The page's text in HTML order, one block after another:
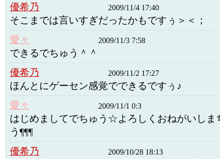
優希乃
2009/11/4 17:40
そこまでは言いすぎだったかもですぅ＞＜；
愛々
2009/11/3 7:58
できるでちゅう＾＾
優希乃
2009/11/2 17:27
ほんとにゲーセン感覚でできるですぅ♪
愛々
2009/11/1 0:3
はじめましてでちゅう☆よろしくおねがいしま
う¶¶¶
優希乃
2009/10/28 18:13